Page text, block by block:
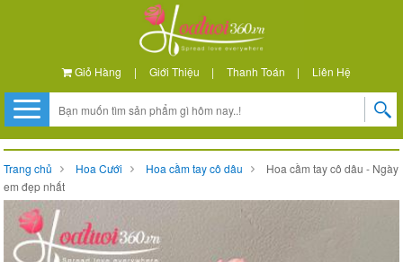
Giỏ Hàng | Giới Thiệu | Thanh Toán | Liên Hệ
Trang chủ Hoa Cưới Hoa cầm tay cô dâu
Hoa cầm tay cô dâu - Ngày
em đẹp nhất